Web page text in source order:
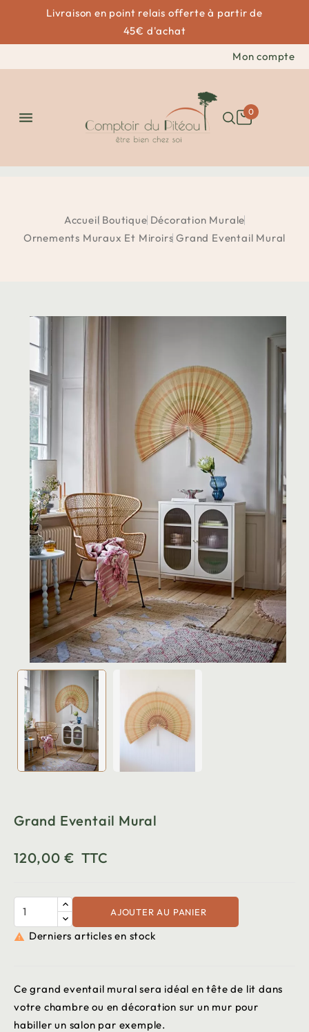
Livraison en point relais offerte à partir de
45€ d'achat
Mon compte
 0
Accueil Boutique Décoration Murale
Ornements Muraux Et Miroirs Grand Eventail Mural
Grand Eventail Mural
120,00 € TTC
AJOUTER AU PANIER
 Derniers articles en stock
Ce grand eventail mural sera idéal en tête de lit dans
votre chambre ou en décoration sur un mur pour
habiller un salon par exemple.